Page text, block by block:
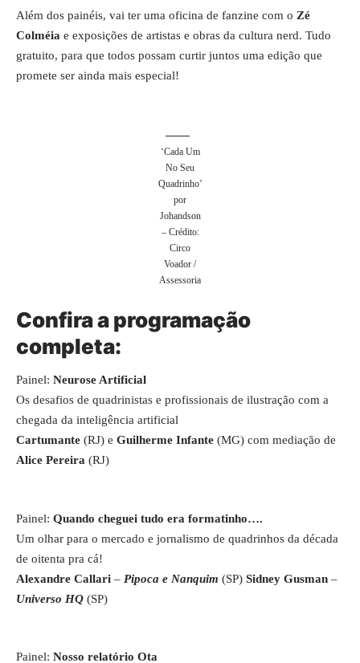
Além dos painéis, vai ter uma oficina de fanzine com o Zé
Colméia e exposições de artistas e obras da cultura nerd. Tudo
gratuito, para que todos possam curtir juntos uma edição que
promete ser ainda mais especial!
‘Cada Um
No Seu
Quadrinho’
por
Johandson
– Crédito:
Circo
Voador /
Assessoria
Confira a programação
completa:
Painel: Neurose Artificial
Os desafios de quadrinistas e profissionais de ilustração com a
chegada da inteligência artificial
Cartumante (RJ) e Guilherme Infante (MG) com mediação de
Alice Pereira (RJ)
Painel: Quando cheguei tudo era formatinho….
Um olhar para o mercado e jornalismo de quadrinhos da década
de oitenta pra cá!
Alexandre Callari – Pipoca e Nanquim (SP) Sidney Gusman –
Universo HQ (SP)
Painel: Nosso relatório Ota